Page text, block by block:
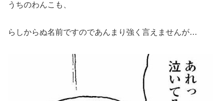
うちのわんこも、
らしからぬ名前ですのであんまり強く言えませんが…